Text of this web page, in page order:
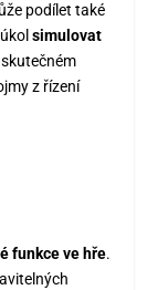
podílet také
simulovat
z řízení
funkce ve hře.